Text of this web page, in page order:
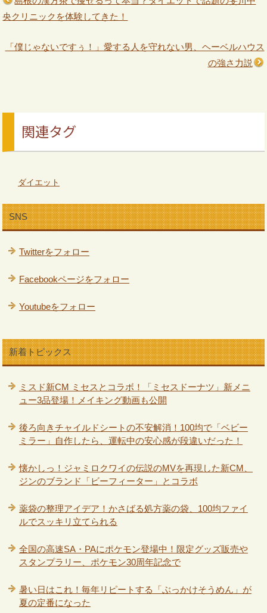
央クリニックを体験してきた！
「僕じゃないですぅ！」愛する人を守れない男、ヘーベルハウス
の強さ力説
関連タグ
ダイエット
SNS
Twitterをフォロー
Facebookページをフォロー
Youtubeをフォロー
新着トピックス
ミスド新CM ミセスとコラボ！「ミセスドーナツ」新メニ
ュー3品登場！メイキング動画も公開
後ろ向きチャイルドシートの不安解消！100均で「ベビー
ミラー」自作したら、運転中の安心感が段違いだった！
懐かしっ！ジャミロクワイの伝説のMVを再現した新CM、
ジンのブランド「ビーフィーター」とコラボ
薬袋の整理アイデア！かさばる処方薬の袋、100均ファイ
ルでスッキリ立てられる
全国の高速SA・PAにポケモン登場中！限定グッズ販売や
スタンプラリー、ポケモン30周年記念で
暑い日はこれ！毎年リピートする「ぶっかけそうめん」が
夏の定番になった